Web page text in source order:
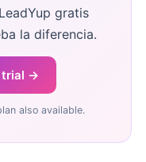
gratis
la diferencia.
trial →
also available.